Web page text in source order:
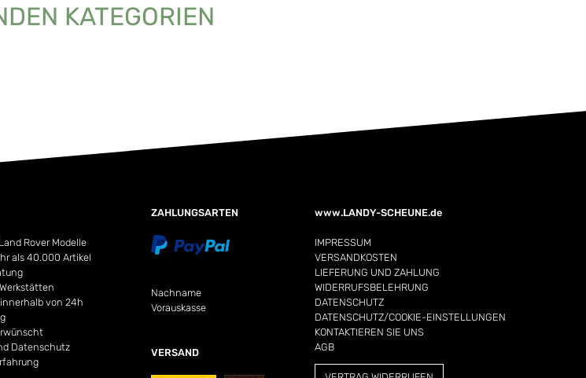
KATEGORIEN
Rover Modelle
als 40.000 Artikel
von 24h
Datenschutz
ZAHLUNGSARTEN
Nachname
Vorauskasse
VERSAND
www.LANDY-SCHEUNE.de
IMPRESSUM
VERSANDKOSTEN
LIEFERUNG UND ZAHLUNG
WIDERRUFSBELEHRUNG
DATENSCHUTZ
DATENSCHUTZ/COOKIE-EINSTELLUNGEN
KONTAKTIEREN SIE UNS
AGB